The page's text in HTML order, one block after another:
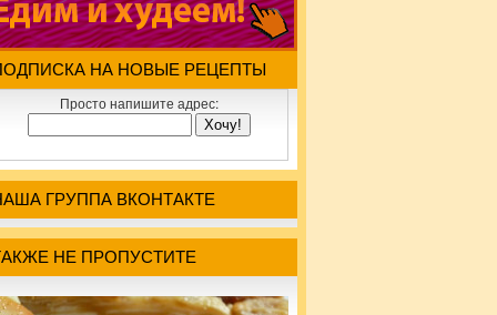
НА НОВЫЕ РЕЦЕПТЫ
Просто напишите адрес:
ГРУППА ВКОНТАКТЕ
НЕ ПРОПУСТИТЕ